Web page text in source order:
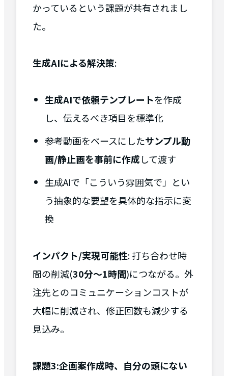
かっているという課題が共有されまし
た。
生成AIによる解決策:
生成AIで依頼テンプレートを作成
し、伝えるべき項目を標準化
参考動画をベースにしたサンプル動
画/静止画を事前に作成して渡す
生成AIで「こういう雰囲気で」とい
う抽象的な要望を具体的な指示に変
換
インパクト/実現可能性: 打ち合わせ時
間の削減(30分〜1時間)につながる。外
注先とのコミュニケーションコストが
大幅に削減され、修正回数も減少する
見込み。
課題3:企画案作成時、自分の頭にない